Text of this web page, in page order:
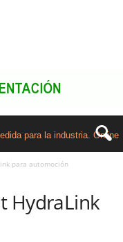
para automoción
HydraLink